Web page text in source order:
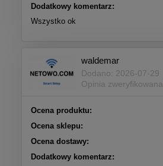
Dodatkowy komentarz:
Wszystko ok
waldemar
Dodano: 2026-07-29
Opinia zweryfikowana
Ocena produktu:
Ocena sklepu:
Ocena dostawy:
Dodatkowy komentarz: